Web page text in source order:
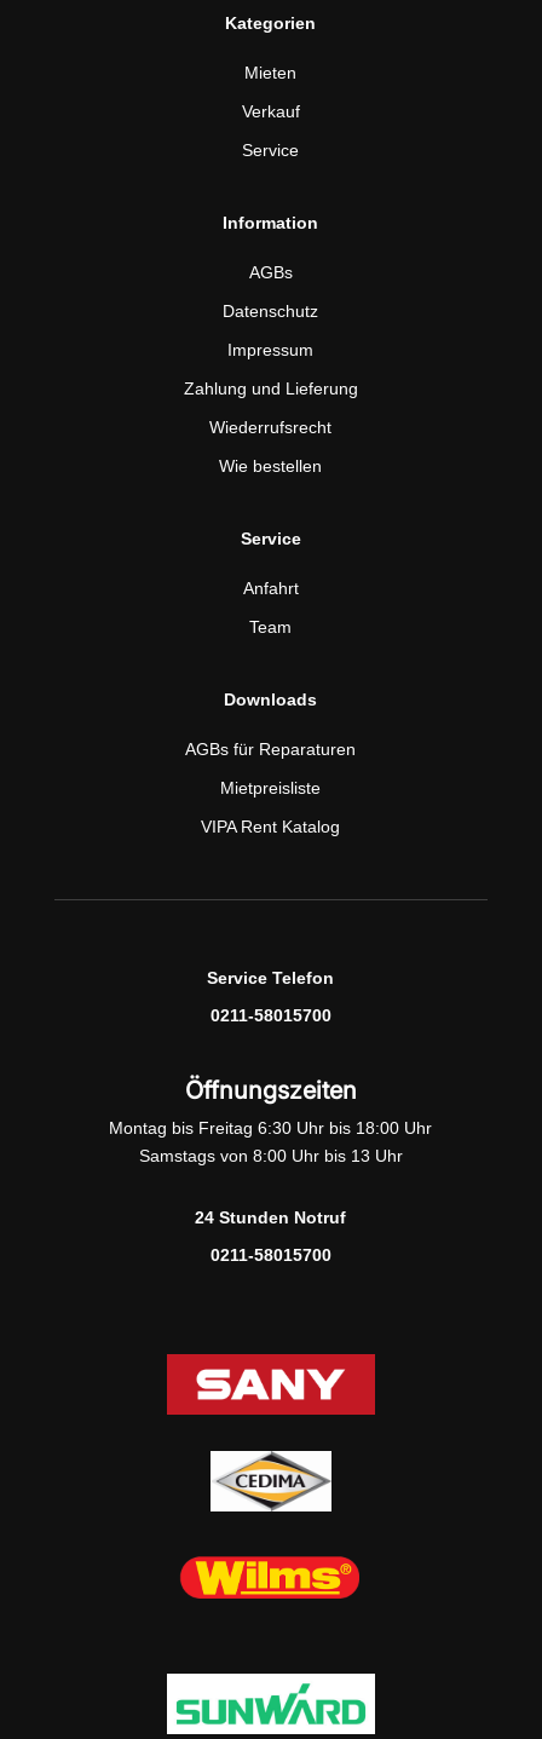
Kategorien
Mieten
Verkauf
Service
Information
AGBs
Datenschutz
Impressum
Zahlung und Lieferung
Wiederrufsrecht
Wie bestellen
Service
Anfahrt
Team
Downloads
AGBs für Reparaturen
Mietpreisliste
VIPA Rent Katalog
Service Telefon
0211-58015700
Öffnungszeiten
Montag bis Freitag 6:30 Uhr bis 18:00 Uhr
Samstags von 8:00 Uhr bis 13 Uhr
24 Stunden Notruf
0211-58015700